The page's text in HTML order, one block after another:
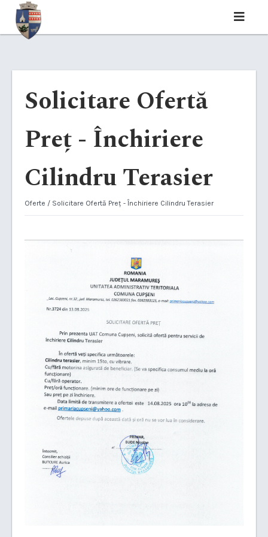
Solicitare Ofertă
Preț - Închiriere
Cilindru Terasier
Oferte / Solicitare Ofertă Preț - Închiriere Cilindru Terasier